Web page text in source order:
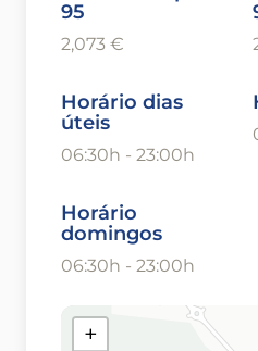
95
2,073 €
Horário dias
úteis
06:30h - 23:00h
Horário
domingos
06:30h - 23:00h
+